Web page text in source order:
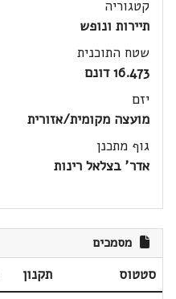
קטגוריה
תיירות ונופש
שטח התוכנית
16.473 דונם
יזם
מועצה מקומית/אזורית
גוף מתכנן
אדר' בצלאל רינות
מסמכים
סטטוס תקנון